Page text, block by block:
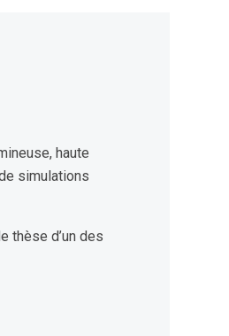
haute
simulations
thèse d’un des